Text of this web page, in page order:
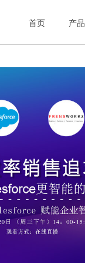
首页 产品